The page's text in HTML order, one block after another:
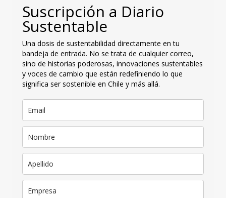
Suscripción a Diario
Sustentable
Una dosis de sustentabilidad directamente en tu
bandeja de entrada. No se trata de cualquier correo,
sino de historias poderosas, innovaciones sustentables
y voces de cambio que están redefiniendo lo que
significa ser sostenible en Chile y más allá.